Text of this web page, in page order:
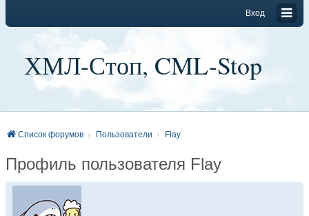
Вход
ХМЛ-Стоп, CML-Stop
Список форумов Пользователи Flay
Профиль пользователя Flay